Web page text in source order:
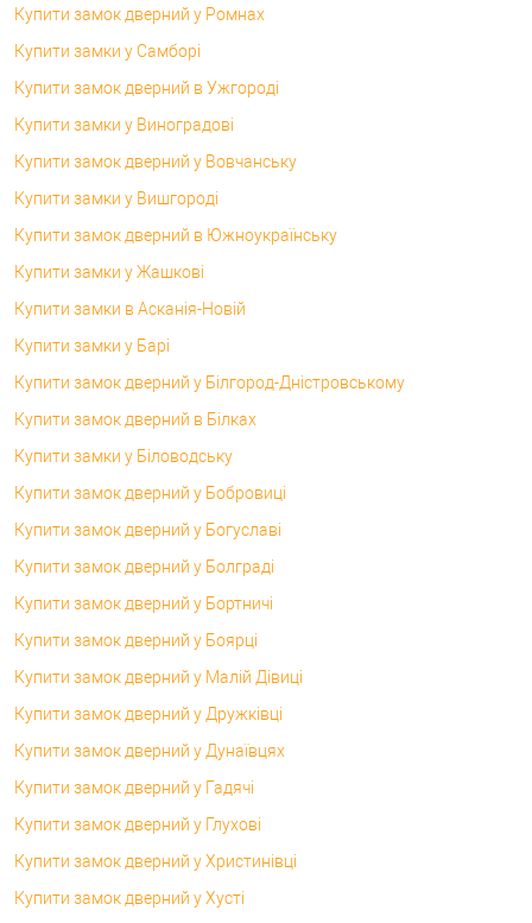
Купити замок дверний у Ромнах
Купити замки у Самборі
Купити замок дверний в Ужгороді
Купити замки у Виноградові
Купити замок дверний у Вовчанську
Купити замки у Вишгороді
Купити замок дверний в Южноукраїнську
Купити замки у Жашкові
Купити замки в Асканія-Новій
Купити замки у Барі
Купити замок дверний у Білгород-Дністровському
Купити замок дверний в Білках
Купити замки у Біловодську
Купити замок дверний у Бобровиці
Купити замок дверний у Богуславі
Купити замок дверний у Болграді
Купити замок дверний у Бортничі
Купити замок дверний у Боярці
Купити замок дверний у Малій Дівиці
Купити замок дверний у Дружківці
Купити замок дверний у Дунаївцях
Купити замок дверний у Гадячі
Купити замок дверний у Глухові
Купити замок дверний у Христинівці
Купити замок дверний у Хусті